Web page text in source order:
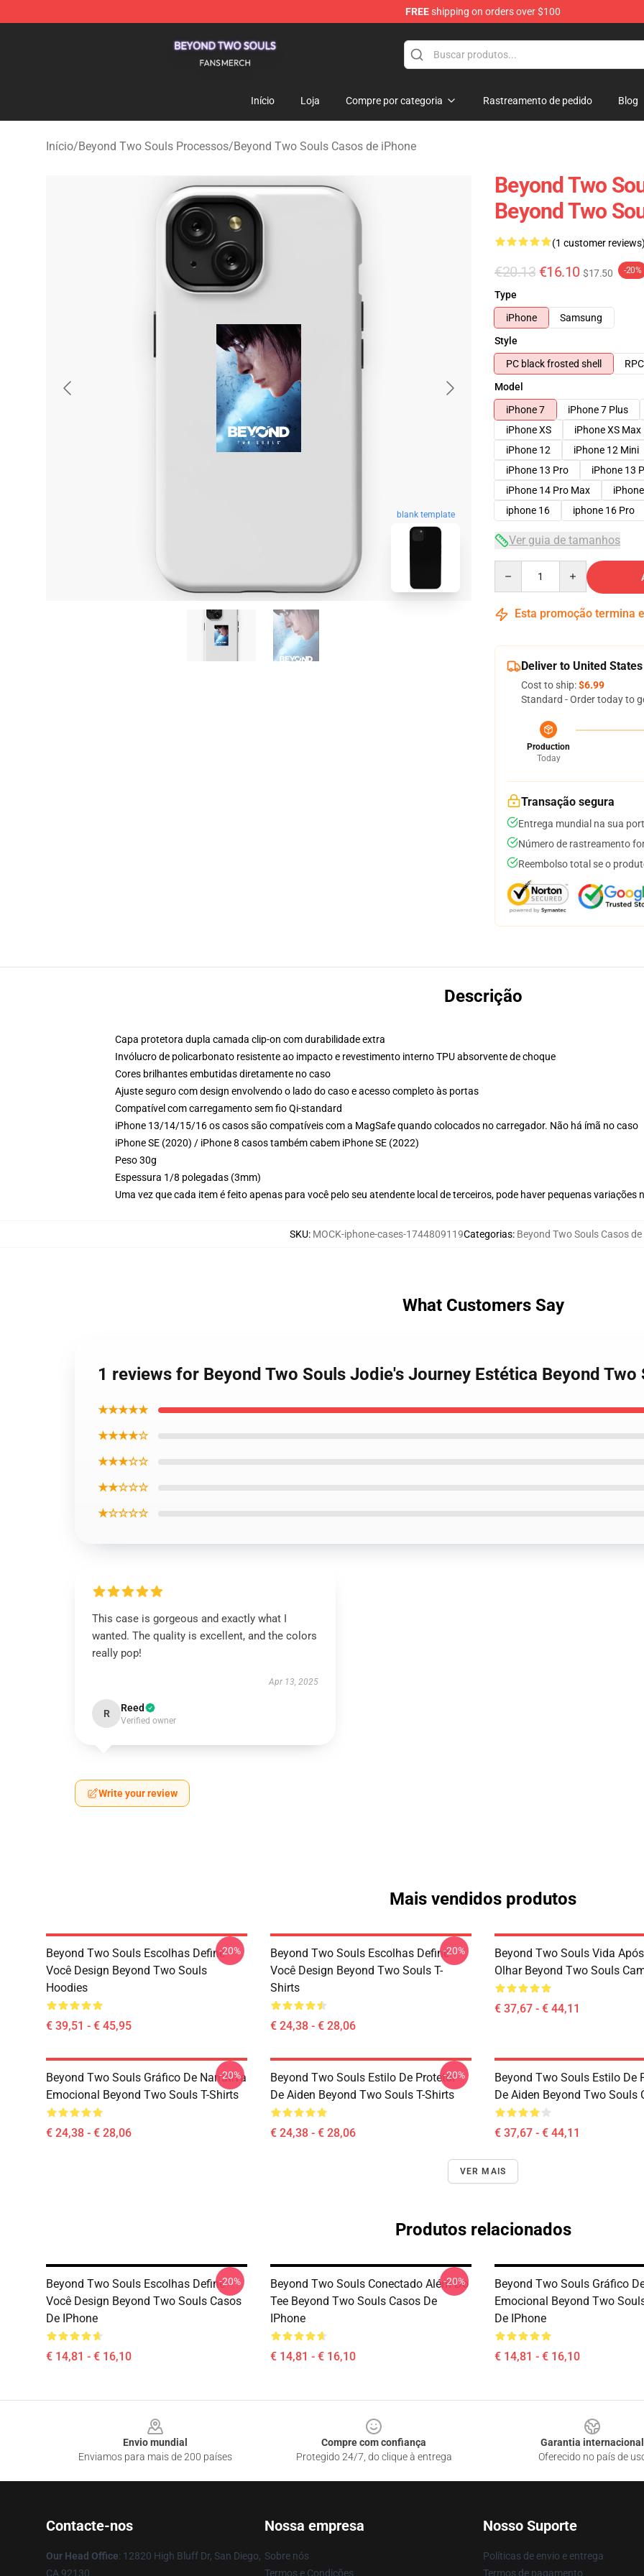
FREEshipping on orders over $100
Início Loja Compre por categoria Rastreamento de pedido Blog
Início/Beyond Two Souls Processos/Beyond Two Souls Casos de iPhone
blank template
Beyond Two
Beyond Two
(1 customer reviews)
€20.13 €16.10 $17.50 -20%
Type
iPhone
Samsung
Style
PC black frosted shell
Model
iPhone 7
iPhone 7 Plus
iPhone XS
iPhone XS Max
iPhone 12
iPhone 12 Mini
iPhone 13 Pro
iPhone 13
iPhone 14 Pro Max
iphone 16
iphone 16 Pro
Ver guia de tamanhos
Esta promoção termina
Deliver to United States
Cost to ship:$6.99
Standard - Order today to
Production
Today
Transação segura
Entrega mundial na sua
Número de rastreamento
Reembolso total se o
Descrição
Capa protetora dupla camada clip-on com durabilidade extra
Invólucro de policarbonato resistente ao impacto e revestimento interno TPU absorvente de choque
Cores brilhantes embutidas diretamente no caso
Ajuste seguro com design envolvendo o lado do caso e acesso completo às portas
Compatível com carregamento sem fio Qi-standard
iPhone 13/14/15/16 os casos são compatíveis com a MagSafe quando colocados no carregador. Não há ímã no caso
iPhone SE (2020) / iPhone 8 casos também cabem iPhone SE (2022)
Peso 30g
Espessura 1/8 polegadas (3mm)
Uma vez que cada item é feito apenas para você pelo seu atendente local de terceiros, pode haver pequenas variações
SKU: MOCK-iphone-cases-1744809119Categorias: Beyond Two Souls Casos
What Customers Say
1 reviews for Beyond Two Souls Jodie's Journey Estética Beyond Two
★★★★★
★★★★☆
★★★☆☆
★★☆☆☆
★☆☆☆☆
This case is gorgeous and exactly what I
wanted. The quality is excellent, and the colors
really pop!
Apr 13, 2025
R Reed
Verified owner
Write your review
Mais vendidos produtos
Beyond Two Souls Escolhas Define
Você Design Beyond Two Souls
Hoodies
€ 39,51 - € 45,95
-20%
Beyond Two Souls Escolhas Define
Você Design Beyond Two Souls T-
Shirts
€ 24,38 - € 28,06
-20%
Beyond Two Souls Vida
Olhar Beyond Two Souls
€ 37,67 - € 44,11
Beyond Two Souls Gráfico De Narrativa
Emocional Beyond Two Souls T-Shirts
€ 24,38 - € 28,06
-20%
Beyond Two Souls Estilo De Protetor
De Aiden Beyond Two Souls T-Shirts
€ 24,38 - € 28,06
-20%
Beyond Two Souls Estilo De
De Aiden Beyond Two Souls
€ 37,67 - € 44,11
VER MAIS
Produtos relacionados
Beyond Two Souls Escolhas Define
Você Design Beyond Two Souls Casos
De IPhone
€ 14,81 - € 16,10
-20%
Beyond Two Souls Conectado Além Do
Tee Beyond Two Souls Casos De
IPhone
€ 14,81 - € 16,10
-20%
Beyond Two Souls Gráfico
Emocional Beyond Two
De IPhone
€ 14,81 - € 16,10
Envio mundial
Enviamos para mais de 200 países
Compre com confiança
Protegido 24/7, do clique à entrega
Garantia internacional
Oferecido no país de
Contacte-nos
Our Head Office: 12820 High Bluff Dr, San Diego,
CA 92130
Nossa empresa
Sobre nós
Termos e Condições
Nosso Suporte
Políticas de envio e entrega
Termos de pagamento